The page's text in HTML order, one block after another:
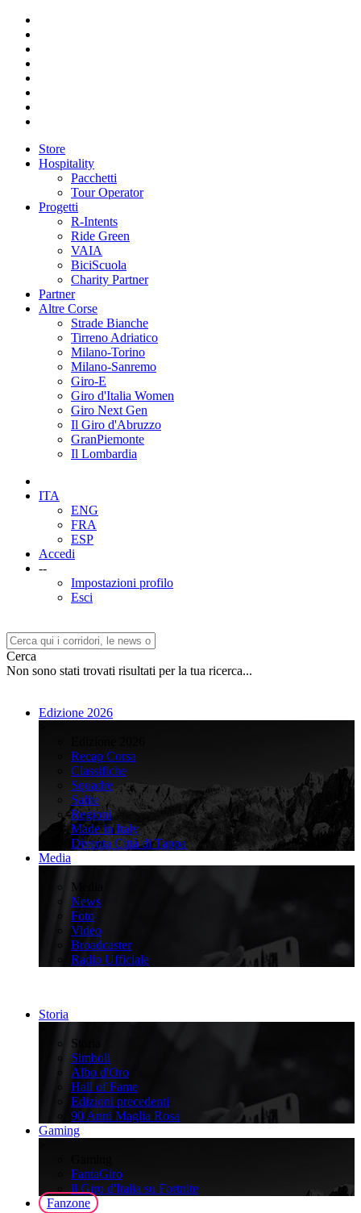
Store
Hospitality
Pacchetti
Tour Operator
Progetti
R-Intents
Ride Green
VAIA
BiciScuola
Charity Partner
Partner
Altre Corse
Strade Bianche
Tirreno Adriatico
Milano-Torino
Milano-Sanremo
Giro-E
Giro d'Italia Women
Giro Next Gen
Il Giro d'Abruzzo
GranPiemonte
Il Lombardia
ITA
ENG
FRA
ESP
Accedi
--
Impostazioni profilo
Esci
Cerca
Non sono stati trovati risultati per la tua ricerca...
Edizione 2026
Recap Corsa
Classifiche
Squadre
Salite
Regioni
Made in Italy
Diventa Città di Tappa
Media
Media
News
Foto
Video
Broadcaster
Radio Ufficiale
Storia
Storia
Simboli
Albo d'Oro
Hall of Fame
Edizioni precedenti
90 Anni Maglia Rosa
Gaming
FantaGiro
ll Giro d'Italia su Fortnite
Fanzone